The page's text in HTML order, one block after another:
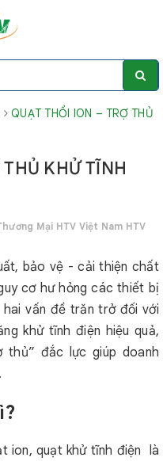
QUẠT THỔI ION – TRỢ THỦ
KHỬ TĨNH
Mại HTV Việt Nam HTV
bảo vệ - cải thiện chất
cơ hư hỏng các thiết bị
vấn đề trăn trở đối với
khử tĩnh điện hiệu quả,
thủ” đắc lực giúp doanh
ion, quạt khử tĩnh điện là